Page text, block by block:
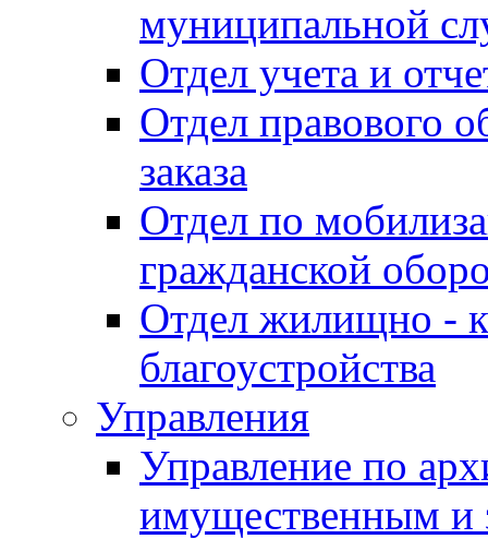
муниципальной
Отдел учета и
Отдел правового
заказа
Отдел по
гражданской
Отдел жилищно -
благоустройства
Управления
Управление по
имущественным и